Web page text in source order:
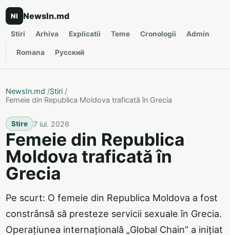
NI NewsIn.md
Stiri Arhiva Explicatii Teme Cronologii Admin
Romana Русский
NewsIn.md /Stiri /
Femeie din Republica Moldova traficată în Grecia
Stire 7 iul. 2026
Femeie din Republica
Moldova traficată în
Grecia
Pe scurt: O femeie din Republica Moldova a fost
constrânsă să presteze servicii sexuale în Grecia.
Operațiunea internațională „Global Chain” a inițiat